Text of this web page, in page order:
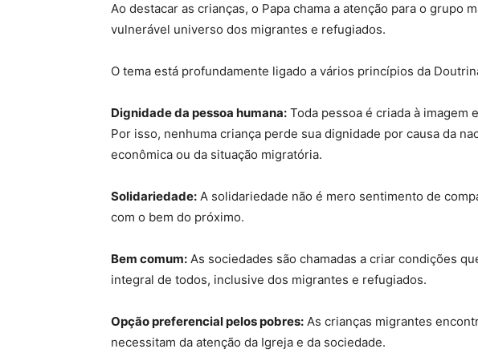
Ao destacar as crianças, o Papa chama a atenção para o grupo
vulnerável universo dos migrantes e refugiados.
O tema está profundamente ligado a vários princípios da
Dignidade da pessoa humana: Toda pessoa é criada à imagem
Por isso, nenhuma criança perde sua dignidade por causa da
econômica ou da situação migratória.
Solidariedade: A solidariedade não é mero sentimento de
com o bem do próximo.
Bem comum: As sociedades são chamadas a criar condições
integral de todos, inclusive dos migrantes e refugiados.
Opção preferencial pelos pobres: As crianças migrantes
necessitam da atenção da Igreja e da sociedade.